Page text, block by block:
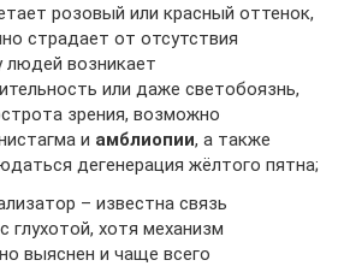
розовый или красный оттенок,
страдает от отсутствия
людей возникает
или даже светобоязнь,
зрения, возможно
и амблиопии, а также
дегенерация жёлтого пятна;
– известна связь
глухотой, хотя механизм
выяснен и чаще всего